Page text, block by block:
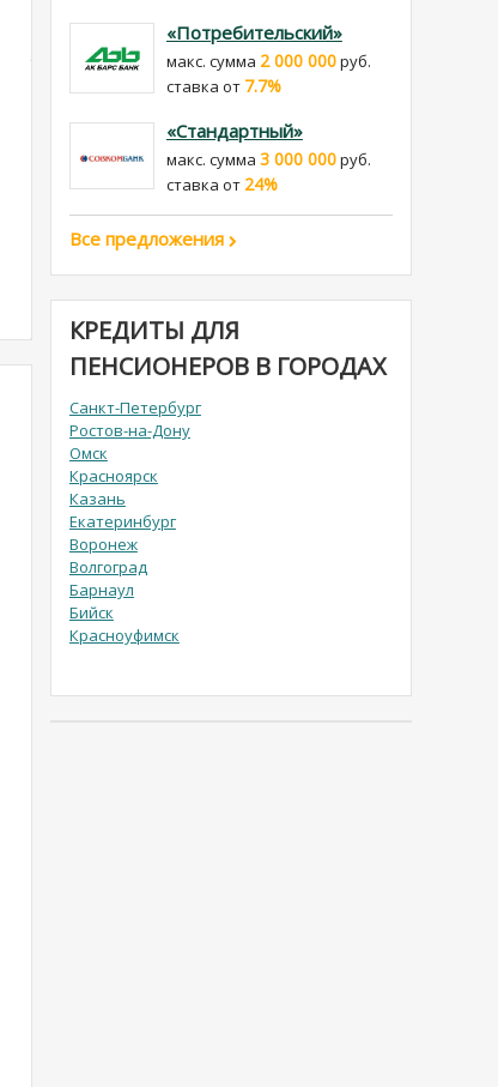
«Потребительский»
макс. сумма 2 000 000руб.
cтавка от 7.7%
«Стандартный»
макс. сумма 3 000 000руб.
cтавка от 24%
Все предложения
КРЕДИТЫ ДЛЯ
ПЕНСИОНЕРОВ В ГОРОДАХ
Санкт-Петербург
Ростов-на-Дону
Омск
Красноярск
Казань
Екатеринбург
Воронеж
Волгоград
Барнаул
Бийск
Красноуфимск